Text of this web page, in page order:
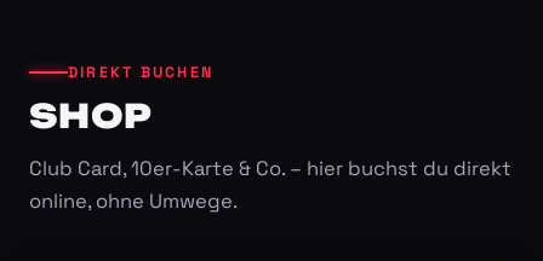
DIREKT BUCHEN
SHOP
Club Card, 10er-Karte & Co. – hier buchst du direkt
online, ohne Umwege.